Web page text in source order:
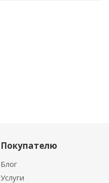
Покупателю
Блог
Услуги